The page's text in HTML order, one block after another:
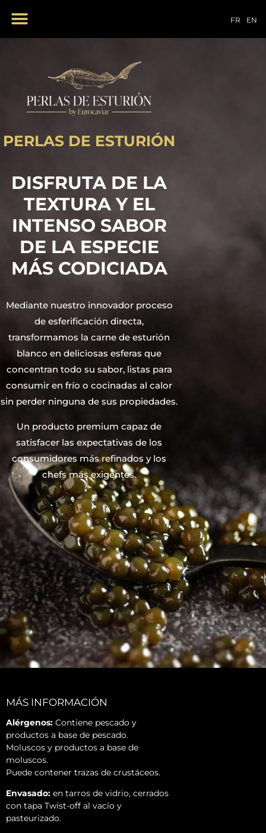
FR EN
PERLAS DE ESTURIÓN
DISFRUTA DE LA
TEXTURA Y EL
INTENSO SABOR
DE LA ESPECIE
MÁS CODICIADA
Mediante nuestro innovador proceso
de esferificación directa,
transformamos la carne de esturión
blanco en deliciosas esferas que
concentran todo su sabor, listas para
consumir en frío o cocinadas al calor
sin perder ninguna de sus propiedades.
Un producto premium capaz de
satisfacer las expectativas de los
consumidores más refinados y los
chefs más exigentes.
MÁS INFORMACIÓN
Alérgenos: Contiene pescado y
productos a base de pescado.
Moluscos y productos a base de
moluscos.
Puede contener trazas de crustáceos.
Envasado: en tarros de vidrio, cerrados
con tapa Twist-off al vacío y
pasteurizado.